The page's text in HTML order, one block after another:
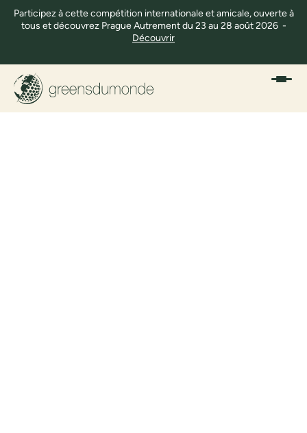
Participez à cette compétition internationale et amicale, ouverte à
tous et découvrez Prague Autrement du 23 au 28 août 2026 -
Découvrir